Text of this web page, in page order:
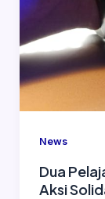
News
Dua
Aksi